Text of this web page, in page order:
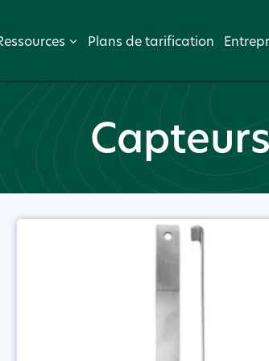
Plans de tarification
Capteurs